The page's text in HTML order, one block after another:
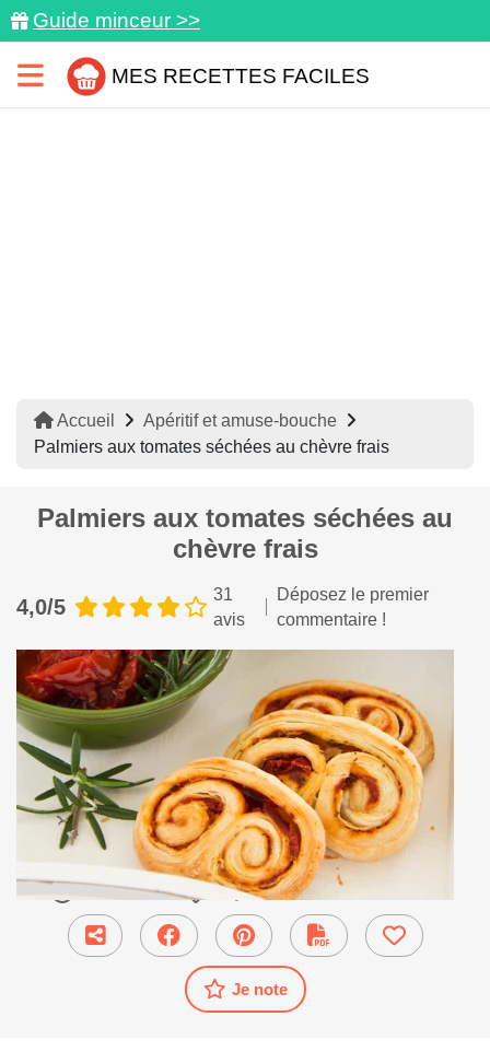
Guide minceur >>
MES RECETTES FACILES
Accueil
Apéritif et amuse-bouche
Palmiers aux tomates séchées au chèvre frais
Palmiers aux tomates séchées au
chèvre frais
4,0/5
31
avis
Déposez le premier
commentaire !
35 min ● Apéritif et amuse-bouche
Je note